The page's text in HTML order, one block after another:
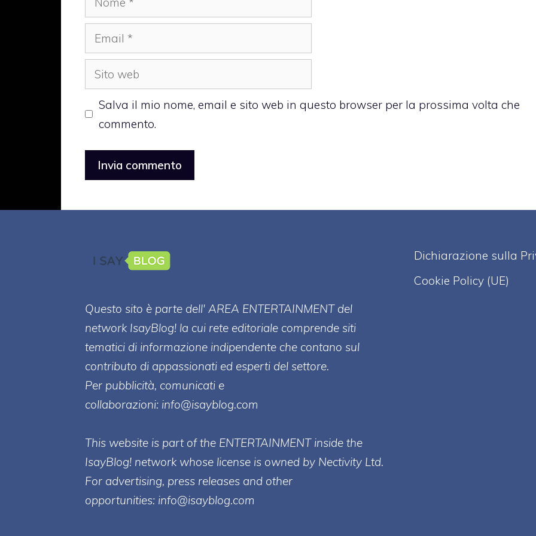
Email
Sito
web
Salva il mio nome, email e sito web in questo browser per la prossima volta che
commento.
Questo sito è parte dell' AREA ENTERTAINMENT del
network IsayBlog! la cui rete editoriale comprende siti
tematici di informazione indipendente che contano sul
contributo di appassionati ed esperti del settore.
Per pubblicità, comunicati e
collaborazioni: info@isayblog.com
This website is part of the ENTERTAINMENT inside the
IsayBlog! network whose license is owned by Nectivity Ltd.
For advertising, press releases and other
opportunities: info@isayblog.com
Dichiarazione sulla
Cookie Policy (UE)